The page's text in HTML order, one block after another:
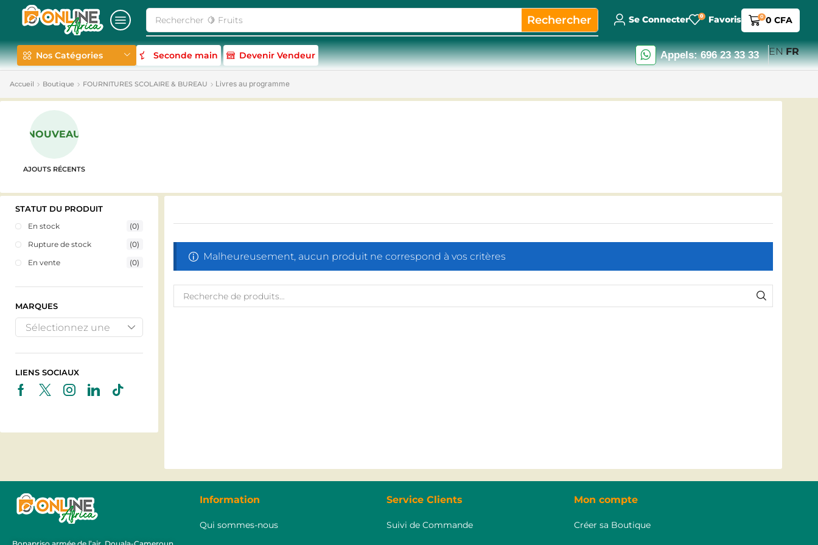
Rechercher 🍋 Fruits Rechercher Se Connecter 0 Favoris 0 0 CFA
Nos Catégories Seconde main Devenir Vendeur Appels: 696 23 33 33 EN FR
Accueil Boutique FOURNITURES SCOLAIRE & BUREAU Livres au programme
NOUVEAU
AJOUTS RÉCENTS
STATUT DU PRODUIT
En stock
(0)
Rupture de stock
(0)
En vente
(0)
MARQUES
Sélectionnez une
LIENS SOCIAUX
Malheureusement, aucun produit ne correspond à vos critères
Information
Qui sommes-nous
Service Clients
Suivi de Commande
Mon compte
Créer sa Boutique